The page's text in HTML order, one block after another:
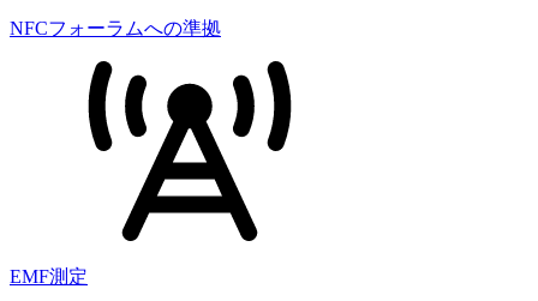
NFCフォーラムへの準拠
EMF測定